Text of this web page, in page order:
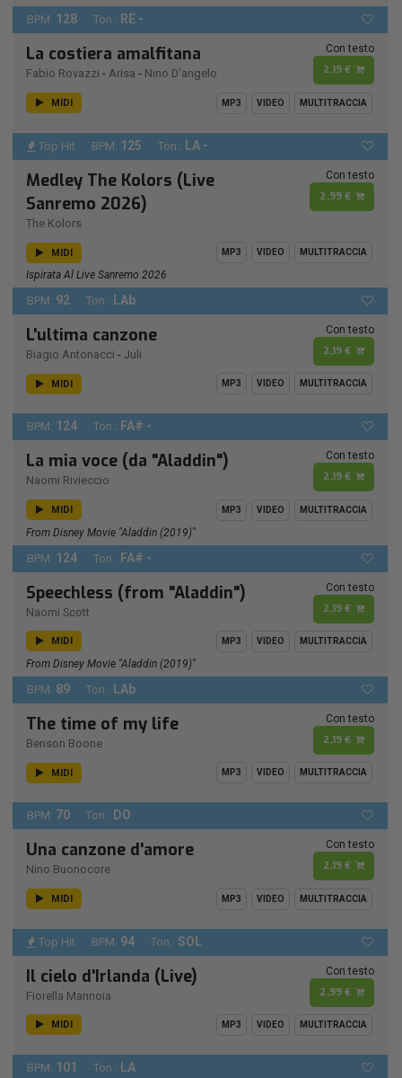
BPM: 128 Ton.: RE -
La costiera amalfitana
Fabio Rovazzi - Arisa - Nino D'angelo
Con testo
2,19 €
MIDI MP3 VIDEO MULTITRACCIA
Top Hit BPM: 125 Ton.: LA -
Medley The Kolors (Live
Sanremo 2026)
The Kolors
Con testo
2,99 €
MIDI MP3 VIDEO MULTITRACCIA
Ispirata Al Live Sanremo 2026
BPM: 92 Ton.: LAb
L'ultima canzone
Biagio Antonacci - Juli
Con testo
2,19 €
MIDI MP3 VIDEO MULTITRACCIA
BPM: 124 Ton.: FA# -
La mia voce (da "Aladdin")
Naomi Rivieccio
Con testo
2,19 €
MIDI MP3 VIDEO MULTITRACCIA
From Disney Movie "Aladdin (2019)"
BPM: 124 Ton.: FA# -
Speechless (from "Aladdin")
Naomi Scott
Con testo
2,19 €
MIDI MP3 VIDEO MULTITRACCIA
From Disney Movie "Aladdin (2019)"
BPM: 89 Ton.: LAb
The time of my life
Benson Boone
Con testo
2,19 €
MIDI MP3 VIDEO MULTITRACCIA
BPM: 70 Ton.: DO
Una canzone d'amore
Nino Buonocore
Con testo
2,19 €
MIDI MP3 VIDEO MULTITRACCIA
Top Hit BPM: 94 Ton.: SOL
Il cielo d'Irlanda (Live)
Fiorella Mannoia
Con testo
2,99 €
MIDI MP3 VIDEO MULTITRACCIA
BPM: 101 Ton.: LA